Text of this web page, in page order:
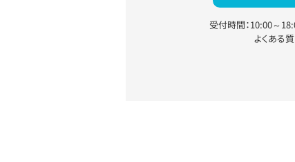
受付時間：10:00～
よくある